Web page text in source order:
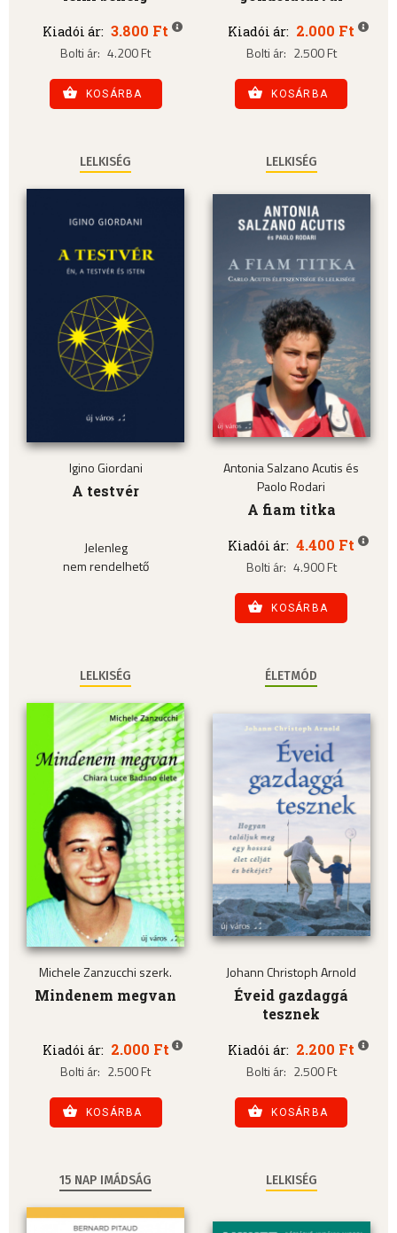
Kiadói ár: 3.800 Ft
Bolti ár: 4.200 Ft
KOSÁRBA
Kiadói ár: 2.000 Ft
Bolti ár: 2.500 Ft
KOSÁRBA
LELKISÉG
Igino Giordani
A testvér
Jelenleg
nem rendelhető
LELKISÉG
Antonia Salzano Acutis és
Paolo Rodari
A fiam titka
Kiadói ár: 4.400 Ft
Bolti ár: 4.900 Ft
KOSÁRBA
LELKISÉG
Michele Zanzucchi szerk.
Mindenem megvan
Kiadói ár: 2.000 Ft
Bolti ár: 2.500 Ft
KOSÁRBA
ÉLETMÓD
Johann Christoph Arnold
Éveid gazdaggá
tesznek
Kiadói ár: 2.200 Ft
Bolti ár: 2.500 Ft
KOSÁRBA
15 NAP IMÁDSÁG LELKISÉG